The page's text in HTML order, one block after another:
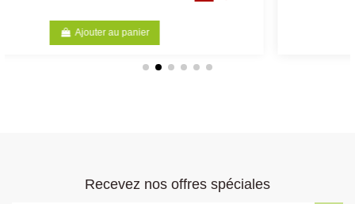
Recevez nos offres spéciales